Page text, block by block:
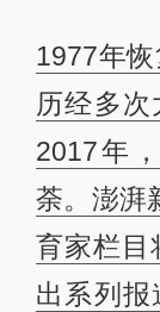
1977年
历经多次
2017年
荼。澎湃
育家栏目
出系列